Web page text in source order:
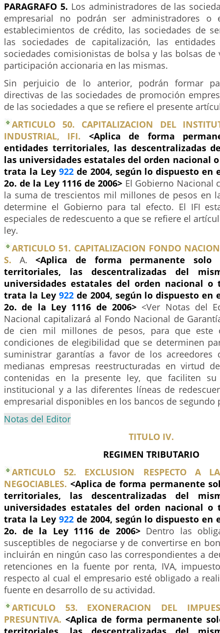
PARAGRAFO 5. Los administradores de las
empresarial no podrán ser administradores o
establecimientos de crédito, las sociedades de
las sociedades de capitalización, las entidades
sociedades comisionistas de bolsa y las bolsas de
participación accionaria en las mismas.
Sin perjuicio de lo anterior, podrán formar
directivas de las sociedades de promoción
de las sociedades a que se refiere el presente
ARTICULO 50. CAPITALIZACION DEL
INDUSTRIAL, IFI.
<Aplica de forma
entidades territoriales, las descentralizadas
las universidades estatales del orden nacional
trata la Ley 922de 2004, según lo dispuesto
2o. de la Ley 1116 de 2006> El Gobierno Nacional
la suma de trescientos mil millones de pesos en
determine el Gobierno para tal efecto. El IFI
especiales de redescuento a que se refiere el
ley.
ARTICULO 51. CAPITALIZACION FONDO
S. A.<Aplica de forma permanente solo
territoriales, las descentralizadas del
universidades estatales del orden nacional
trata la Ley 922de 2004, según lo dispuesto
2o. de la Ley 1116 de 2006> <Ver Notas del
Nacional capitalizará al Fondo Nacional de
de cien mil millones de pesos, para que este
condiciones de elegibilidad que se determinen
suministrar garantías a favor de los acreedores
medianas empresas reestructuradas en virtud
contenidas en la presente ley, que faciliten
institucional y a las diferentes líneas de
empresarial disponibles en los bancos de segundo
Notas del Editor
TITULO IV.
REGIMEN TRIBUTARIO
ARTICULO 52. EXCLUSION RESPECTO A
NEGOCIABLES. <Aplica de forma permanente
territoriales, las descentralizadas del
universidades estatales del orden nacional
trata la Ley 922de 2004, según lo dispuesto
2o. de la Ley 1116 de 2006> Dentro las
susceptibles de negociarse y de convertirse en
incluirán en ningún caso las correspondientes a
retenciones en la fuente por renta, IVA,
respecto al cual el empresario esté obligado a
fuente en desarrollo de su actividad.
ARTICULO 53. EXONERACION DEL
PRESUNTIVA. <Aplica de forma permanente